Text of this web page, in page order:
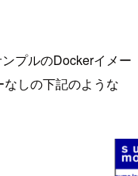
プルのDockerイメー
しの下記のような